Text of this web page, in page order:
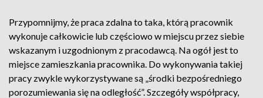
Przypomnijmy, że praca zdalna to taka, którą pracownik
wykonuje całkowicie lub częściowo w miejscu przez siebie
wskazanym i uzgodnionym z pracodawcą. Na ogół jest to
miejsce zamieszkania pracownika. Do wykonywania takiej
pracy zwykle wykorzystywane są „środki bezpośredniego
porozumiewania się na odległość”. Szczegóły współpracy,